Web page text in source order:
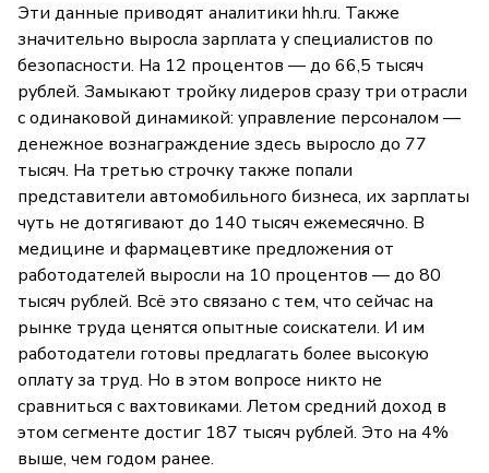
Эти данные приводят аналитики hh.ru. Также
значительно выросла зарплата у специалистов по
безопасности. На 12 процентов — до 66,5 тысяч
рублей. Замыкают тройку лидеров сразу три отрасли
с одинаковой динамикой: управление персоналом —
денежное вознаграждение здесь выросло до 77
тысяч. На третью строчку также попали
представители автомобильного бизнеса, их зарплаты
чуть не дотягивают до 140 тысяч ежемесячно. В
медицине и фармацевтике предложения от
работодателей выросли на 10 процентов — до 80
тысяч рублей. Всё это связано с тем, что сейчас на
рынке труда ценятся опытные соискатели. И им
работодатели готовы предлагать более высокую
оплату за труд. Но в этом вопросе никто не
сравниться с вахтовиками. Летом средний доход в
этом сегменте достиг 187 тысяч рублей. Это на 4%
выше, чем годом ранее.